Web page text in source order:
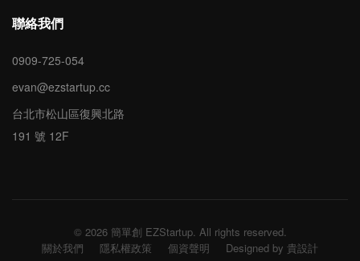
聯絡我們
0909-725-054
evan@ezstartup.cc
台北市松山區復興北路
191 號 12F
© 2026 簡單創 EZStartup. All rights reserved.
關於我們
隱私權政策 個資聲明 Designed by 貴設計